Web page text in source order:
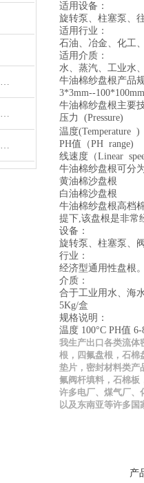
石墨复合垫片，高强垫圈应用设备
四氟弹性带为什么会受到广泛的欢迎呢
石棉盘根种类介绍，石棉盘根性能作用
适用设备：
旋转泵、柱塞泵、
适用行业：
石油、冶金、化工
适用介质：
水、蒸汽、工业水
牛油棉纱盘根产品
3*3mm--
牛油棉纱盘根主要
压力
温度
PH值（PH
线速度（Linear
牛油棉纱盘根可分
黄油棉沙盘根
白油棉沙盘根
牛油棉纱盘根高档
提下,该盘根是非常
设备：
旋转泵、柱塞泵、
行业：
经济型通用性盘根
介质：
合于工
5Kg/盒
规格说明：
温度 100°C PH值
我生产出口各类流体
根，四氟盘根，石棉
垫片，密封材料类产
氟阀杆填料，石棉板
许多电厂、煤气厂、
以及东南亚等许多国
产